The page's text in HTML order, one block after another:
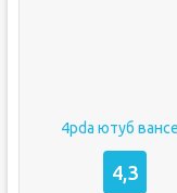
4pda ютуб
4,3